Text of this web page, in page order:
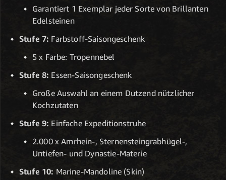
Garantiert 1 Exemplar jeder Sorte von Brillanten
Edelsteinen
Stufe 7: Farbstoff-Saisongeschenk
5 x Farbe: Tropennebel
Stufe 8: Essen-Saisongeschenk
Große Auswahl an einem Dutzend nützlicher
Kochzutaten
Stufe 9: Einfache Expeditionstruhe
2.000 x Amrhein-, Sternensteingrabhügel-,
Untiefen- und Dynastie-Materie
Stufe 10: Marine-Mandoline (Skin)